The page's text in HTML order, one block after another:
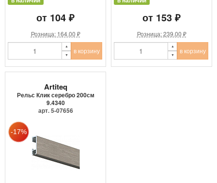
от 104 ₽
Розница: 164.00 ₽
в корзину
от 153 ₽
Розница: 239.00 ₽
в корзину
Artiteq
Рельс Клик серебро 200см
9.4340
арт. 5-07656